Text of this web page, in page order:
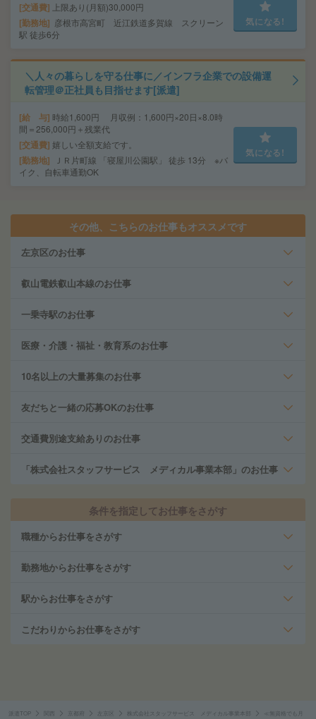
交通費 上限あり(月額)30,000円
勤務地
彦根市高宮町 近江鉄道多賀線 スクリーン
駅 徒歩6分
気になる!
＼人々の暮らしを守る仕事に／インフラ企業での設備運
転管理＠正社員も目指せます[派遣]
給 与 時給1,600円 月収例：1,600円×20日×8.0時
間＝256,000円＋残業代
交通費 嬉しい全額支給です。
勤務地
ＪＲ片町線 「寝屋川公園駅」 徒歩 13分 ※バ
イク、自転車通勤OK
気になる!
その他、こちらのお仕事もオススメです
左京区のお仕事
叡山電鉄叡山本線のお仕事
一乗寺駅のお仕事
医療・介護・福祉・教育系のお仕事
10名以上の大量募集のお仕事
友だちと一緒の応募OKのお仕事
交通費別途支給ありのお仕事
「株式会社スタッフサービス メディカル事業本部」のお仕事
条件を指定してお仕事をさがす
職種からお仕事をさがす
勤務地からお仕事をさがす
駅からお仕事をさがす
こだわりからお仕事をさがす
派遣TOP 関西 京都府 左京区 株式会社スタッフサービス メディカル事業本部 ≪無資格でも月